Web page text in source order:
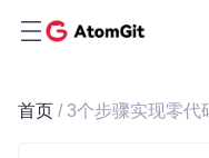
首页